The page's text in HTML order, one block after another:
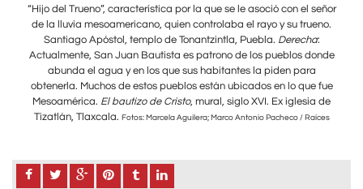
“Hijo del Trueno”, característica por la que se le asoció con el señor
de la lluvia mesoamericano, quien controlaba el rayo y su trueno.
Santiago Apóstol, templo de Tonantzintla, Puebla. Derecha:
Actualmente, San Juan Bautista es patrono de los pueblos donde
abunda el agua y en los que sus habitantes la piden para
obtenerla. Muchos de estos pueblos están ubicados en lo que fue
Mesoamérica. El bautizo de Cristo, mural, siglo XVI. Ex iglesia de
Tizatlán, Tlaxcala. Fotos: Marcela Aguilera; Marco Antonio Pacheco / Raíces